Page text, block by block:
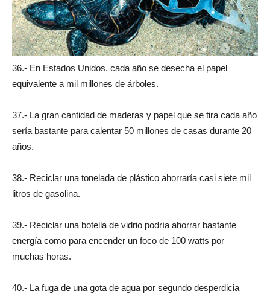
36.- En Estados Unidos, cada año se desecha el papel
equivalente a mil millones de árboles.
37.- La gran cantidad de maderas y papel que se tira cada año
sería bastante para calentar 50 millones de casas durante 20
años.
38.- Reciclar una tonelada de plástico ahorraría casi siete mil
litros de gasolina.
39.- Reciclar una botella de vidrio podría ahorrar bastante
energía como para encender un foco de 100 watts por
muchas horas.
40.- La fuga de una gota de agua por segundo desperdicia